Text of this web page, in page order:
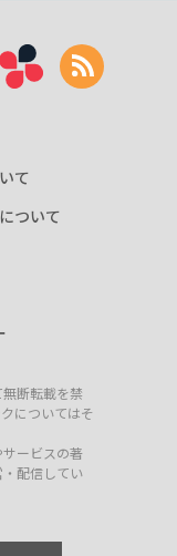
て
ついて
断転載を禁
についてはそ
ービスの著
配信してい